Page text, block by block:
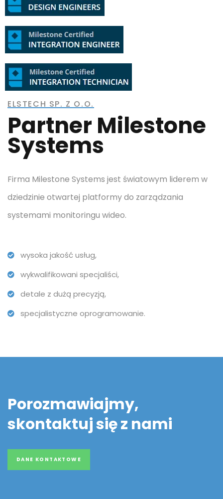
ELSTECH SP. Z O.O.
Partner Milestone
Systems
Firma Milestone Systems jest światowym liderem w
dziedzinie otwartej platformy do zarządzania
systemami monitoringu wideo.
wysoka jakość usług,
wykwalifikowani specjaliści,
detale z dużą precyzją,
specjalistyczne oprogramowanie.
Porozmawiajmy,
skontaktuj się z nami
DANE KONTAKTOWE